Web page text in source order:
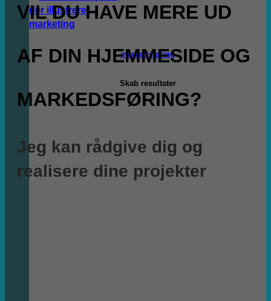
markedsføring
Skab resultater
VIL DU HAVE MERE UD
AF DIN HJEMMESIDE OG
MARKEDSFØRING?
Jeg kan rådgive dig og
realisere dine projekter